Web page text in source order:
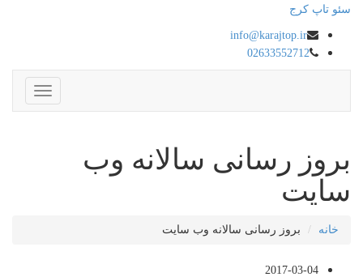
سئو تاپ کرج
info@karajtop.ir
02633552712
ناوبری
بروز رسانی سالانه وب
سایت
خانه بروز رسانی سالانه وب سایت
2017-03-04